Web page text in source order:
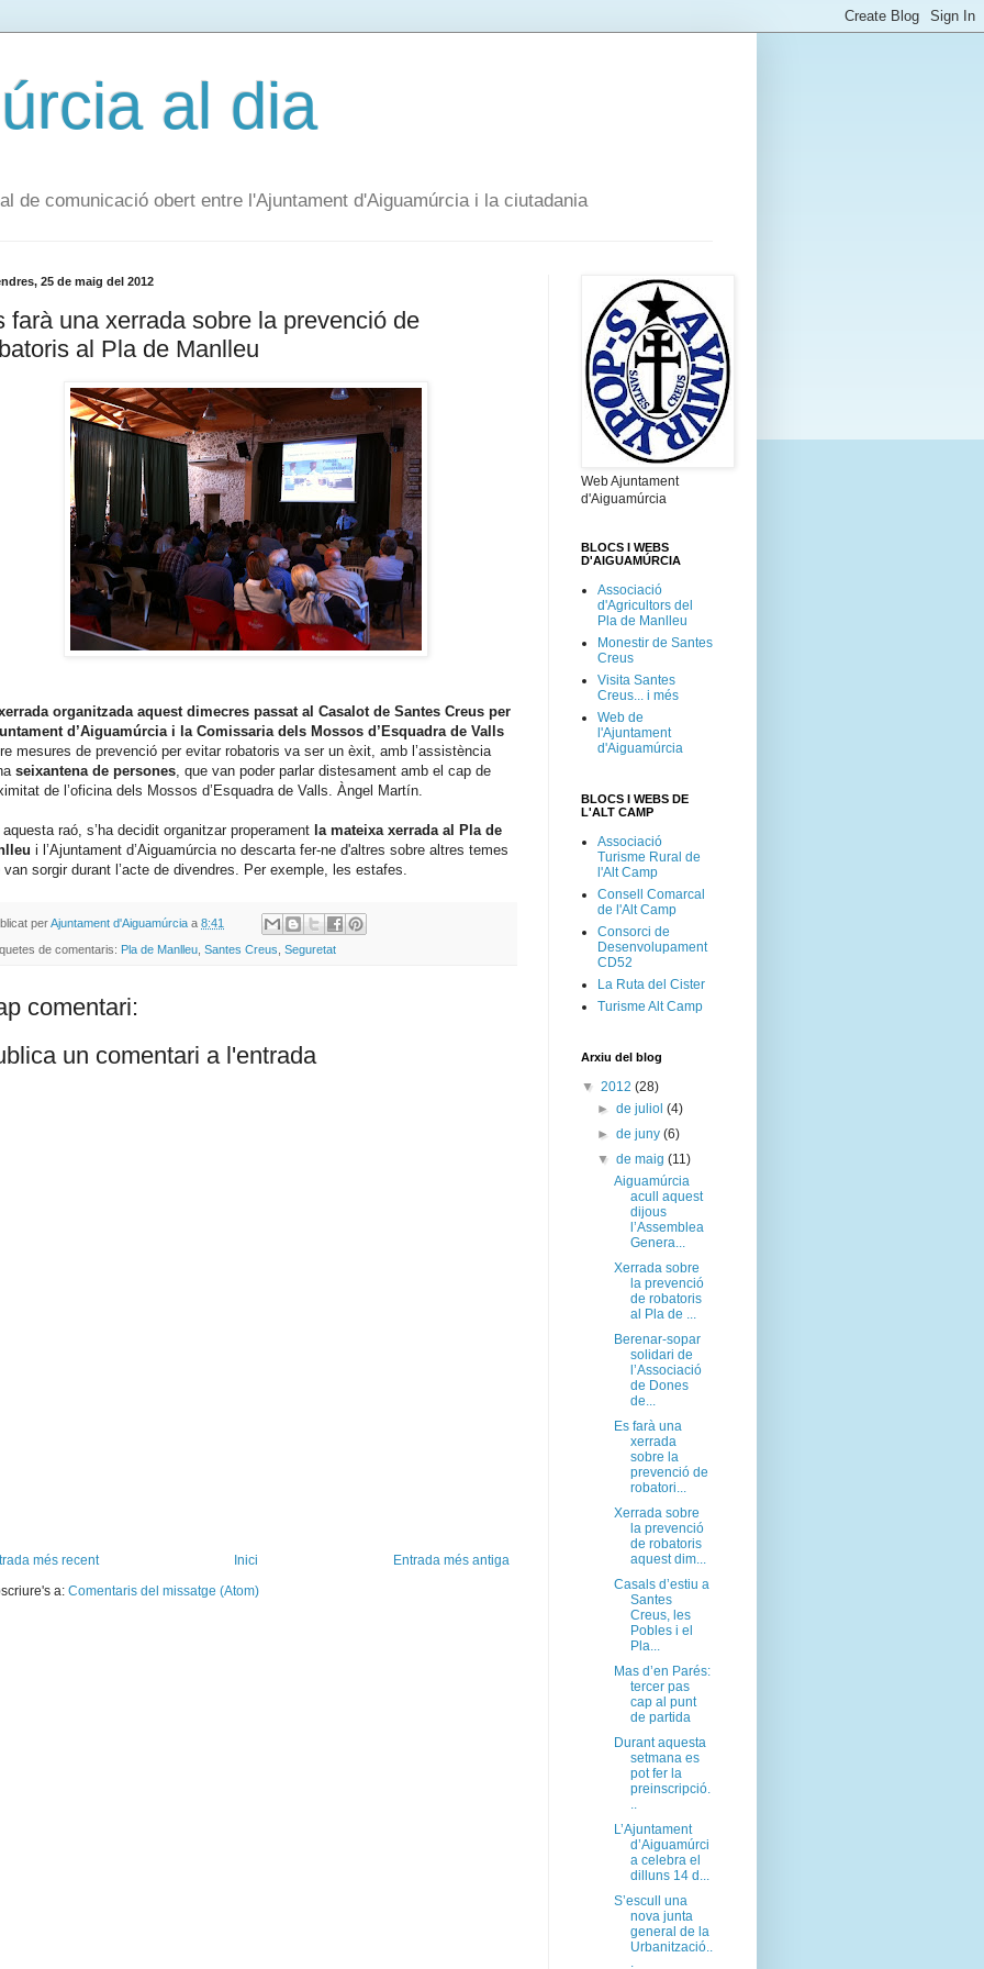
al dia
de comunicació obert entre l'Ajuntament d'Aiguamúrcia i la ciutadania
25 de maig del 2012
farà una xerrada sobre la prevenció de
al Pla de Manlleu
organitzada aquest dimecres passat al Casalot de Santes Creus per
d’Aiguamúrcia i la Comissaria dels Mossos d’Esquadra de Valls
mesures de prevenció per evitar robatoris va ser un èxit, amb l’assistència
seixantena de persones, que van poder parlar distesament amb el cap de
de l’oficina dels Mossos d’Esquadra de Valls. Àngel Martín.
aquesta raó, s’ha decidit organitzar properament la mateixa xerrada al Pla de
i l’Ajuntament d’Aiguamúrcia no descarta fer-ne d'altres sobre altres temes
van sorgir durant l’acte de divendres. Per exemple, les estafes.
perAjuntament d'Aiguamúrcia a 8:41
de comentaris: Pla de Manlleu, Santes Creus, Seguretat
comentari:
un comentari a l'entrada
més recent Entrada més antiga
Inici
a: Comentaris del missatge (Atom)
Web Ajuntament
d'Aiguamúrcia
BLOCS I WEBS
D'AIGUAMÚRCIA
Associació
d'Agricultors del
Pla de Manlleu
Monestir de Santes
Creus
Visita Santes
Creus... i més
Web de
l'Ajuntament
d'Aiguamúrcia
BLOCS I WEBS DE
L'ALT CAMP
Associació
Turisme Rural de
l'Alt Camp
Consell Comarcal
de l'Alt Camp
Consorci de
Desenvolupament
CD52
La Ruta del Cister
Turisme Alt Camp
Arxiu del blog
▼ 2012 (28)
►de juliol(4)
►de juny(6)
▼de maig(11)
Aiguamúrcia
acull aquest
dijous
l’Assemblea
Genera...
Xerrada sobre
la prevenció
de robatoris
al Pla de ...
Berenar-sopar
solidari de
l’Associació
de Dones
de...
Es farà una
xerrada
sobre la
prevenció de
robatori...
Xerrada sobre
la prevenció
de robatoris
aquest dim...
Casals d’estiu a
Santes
Creus, les
Pobles i el
Pla...
Mas d’en Parés:
tercer pas
cap al punt
de partida
Durant aquesta
setmana es
pot fer la
preinscripció.
..
L’Ajuntament
d’Aiguamúrci
a celebra el
dilluns 14 d...
S’escull una
nova junta
general de la
Urbanització..
.